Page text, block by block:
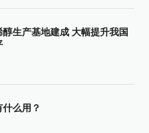
生产基地建成 大幅提升我国
什么用？